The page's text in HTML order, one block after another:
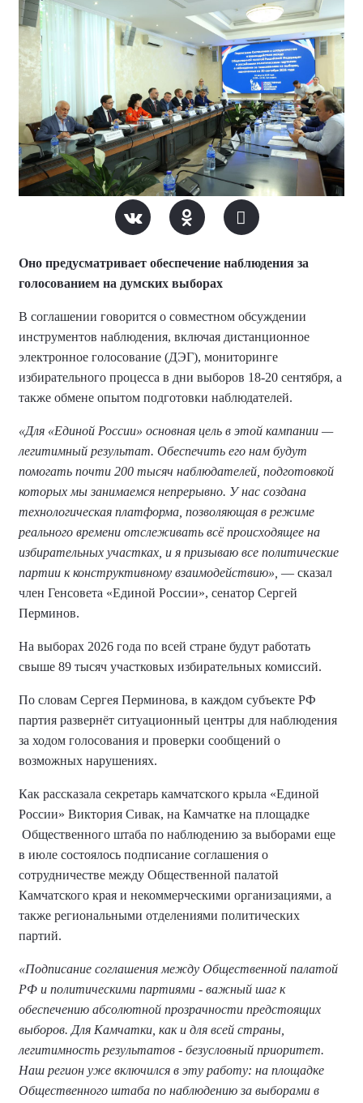
Оно предусматривает обеспечение наблюдения за
голосованием на думских выборах
В соглашении говорится о совместном обсуждении
инструментов наблюдения, включая дистанционное
электронное голосование (ДЭГ), мониторинге
избирательного процесса в дни выборов 18-20 сентября, а
также обмене опытом подготовки наблюдателей.
«Для «Единой России» основная цель в этой кампании —
легитимный результат. Обеспечить его нам будут
помогать почти 200 тысяч наблюдателей, подготовкой
которых мы занимаемся непрерывно. У нас создана
технологическая платформа, позволяющая в режиме
реального времени отслеживать всё происходящее на
избирательных участках, и я призываю все политические
партии к конструктивному взаимодействию», — сказал
член Генсовета «Единой России», сенатор Сергей
Перминов.
На выборах 2026 года по всей стране будут работать
свыше 89 тысяч участковых избирательных комиссий.
По словам Сергея Перминова, в каждом субъекте РФ
партия развернёт ситуационный центры для наблюдения
за ходом голосования и проверки сообщений о
возможных нарушениях.
Как рассказала секретарь камчатского крыла «Единой
России» Виктория Сивак, на Камчатке на площадке
Общественного штаба по наблюдению за выборами еще
в июле состоялось подписание соглашения о
сотрудничестве между Общественной палатой
Камчатского края и некоммерческими организациями, а
также региональными отделениями политических
партий.
«Подписание соглашения между Общественной палатой
РФ и политическими партиями - важный шаг к
обеспечению абсолютной прозрачности предстоящих
выборов. Для Камчатки, как и для всей страны,
легитимность результатов - безусловный приоритет.
Наш регион уже включился в эту работу: на площадке
Общественного штаба по наблюдению за выборами в